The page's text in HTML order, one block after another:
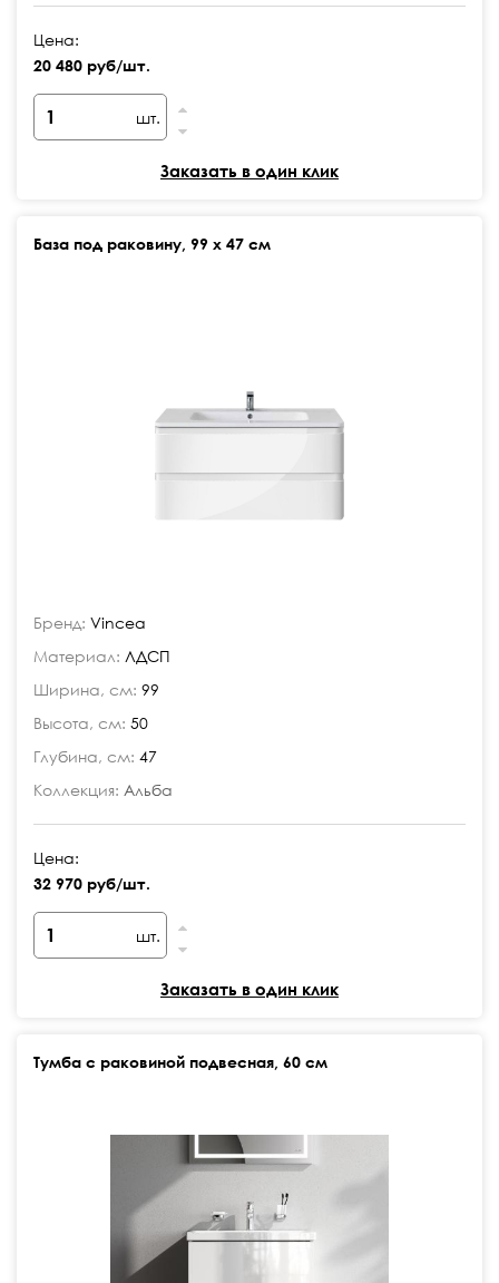
Цена:
20 480 руб/шт.
шт.
Заказать в один клик
База под раковину, 99 х 47 см
Бренд: Vincea
Материал: ЛДСП
Ширина, см: 99
Высота, см: 50
Глубина, см: 47
Коллекция: Альба
Цена:
32 970 руб/шт.
шт.
Заказать в один клик
Тумба с раковиной подвесная, 60 см